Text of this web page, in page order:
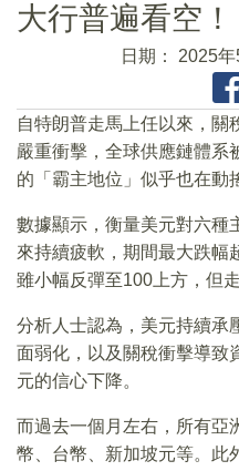
大行普遍看空！
日期： 2025
自特朗普走馬上任以來，關
嚴重衝擊，全球供應鏈體系
的「霸主地位」似乎也在動
數據顯示，衡量美元對六種
來持續疲軟，期間最大跌幅
雖小幅反彈至100上方，但
分析人士認為，美元持續承
面弱化，以及關稅衝擊導致
元的信心下降。
而過去一個月左右，所有亞
幣、台幣、新加坡元等。此